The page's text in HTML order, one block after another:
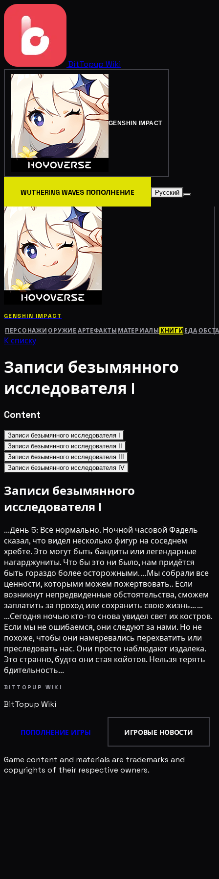
BitTopup Wiki
GENSHIN IMPACT
WUTHERING WAVES ПОПОЛНЕНИЕ Русский
GENSHIN IMPACT
ПЕРСОНАЖИ ОРУЖИЕ АРТЕФАКТЫ МАТЕРИАЛЫ КНИГИ ЕДА
К списку
Записи безымянного
исследователя I
Content
Записи безымянного исследователя I
Записи безымянного исследователя II
Записи безымянного исследователя III
Записи безымянного исследователя IV
Записи безымянного
исследователя I
...День 5: Всё нормально. Ночной часовой Фадель
сказал, что видел несколько фигур на соседнем
хребте. Это могут быть бандиты или легендарные
нагарджуниты. Что бы это ни было, нам придётся
быть гораздо более осторожными. ...Мы собрали все
ценности, которыми можем пожертвовать.. Если
возникнут непредвиденные обстоятельства, сможем
заплатить за проход или сохранить свою жизнь... ...
...Сегодня ночью кто-то снова увидел свет их костров.
Если мы не ошибаемся, они следуют за нами. Но не
похоже, чтобы они намеревались перехватить или
преследовать нас. Они просто наблюдают издалека.
Это странно, будто они стая койотов. Нельзя терять
бдительность...
BITTOPUP WIKI
BitTopup Wiki
ПОПОЛНЕНИЕ ИГРЫ ИГРОВЫЕ НОВОСТИ
Game content and materials are trademarks and
copyrights of their respective owners.